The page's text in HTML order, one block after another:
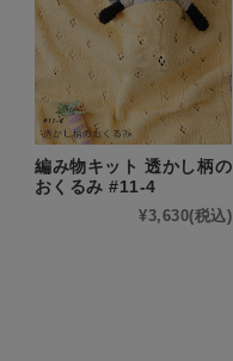
編み物キット 透かし柄の
おくるみ #11-4
¥3,630(税込)